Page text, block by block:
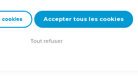
vous ! Je vais faire disparaître vos
et il *accomplira toute ma volonté.
soient posées !’ »
cookies Accepter tous les cookies
Tout refuser